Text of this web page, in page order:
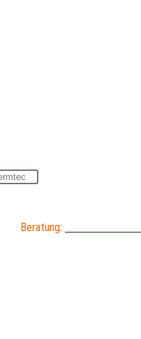
Beratung: